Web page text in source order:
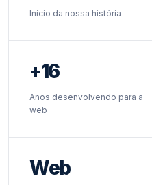
Início da nossa história
+16
Anos desenvolvendo para a
web
Web